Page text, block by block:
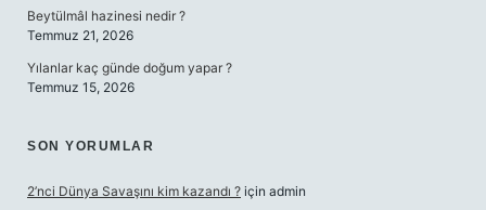
Beytülmâl hazinesi nedir ?
Temmuz 21, 2026
Yılanlar kaç günde doğum yapar ?
Temmuz 15, 2026
SON YORUMLAR
2’nci Dünya Savaşını kim kazandı ? için admin